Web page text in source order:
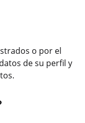
o por el
de su perfil y